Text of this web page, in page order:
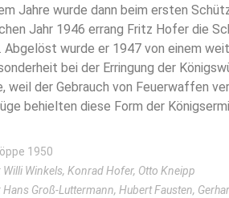
Jahre wurde dann beim ersten
Jahr 1946 errang Fritz Hofer die
wurde er 1947 von einem
bei der Erringung der
weil der Gebrauch von Feuerwaffen
behielten diese Form der
1950
Willi Winkels, Konrad Hofer, Otto Kneipp
Hans Groß-Luttermann, Hubert Fausten,